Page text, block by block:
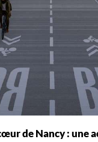
de Nancy : une